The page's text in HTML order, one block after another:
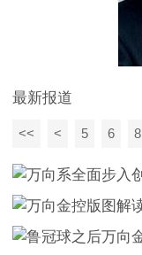
最新报道
<< < 5 6 8